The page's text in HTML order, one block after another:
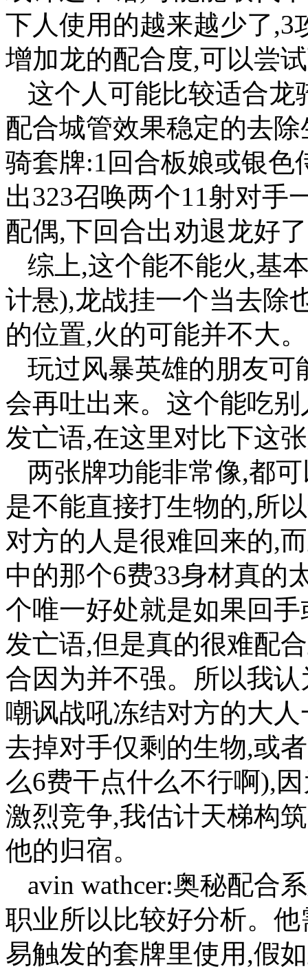
下人使用的越来越少了,3
增加龙的配合度,可以尝
这个人可能比较适合龙
配合城管效果稳定的去
骑套牌:1回合板娘或银色
出323召唤两个11射对手
配偶,下回合出劝退龙好
综上,这个能不能火,基
计悬),龙战挂一个当去除
的位置,火的可能并不大。
玩过风暴英雄的朋友可
会再吐出来。这个能吃
发亡语,在这里对比下这
两张牌功能非常像,都
是不能直接打生物的,所
对方的人是很难回来的,
中的那个6费33身材真的
个唯一好处就是如果回
发亡语,但是真的很难配
合因为并不强。所以我
嘲讽战吼冻结对方的大
去掉对手仅剩的生物,或
么6费干点什么不行啊),
激烈竞争,我估计天梯构
他的归宿。
avin wathcer:奥秘配合
职业所以比较好分析。
易触发的套牌里使用,假